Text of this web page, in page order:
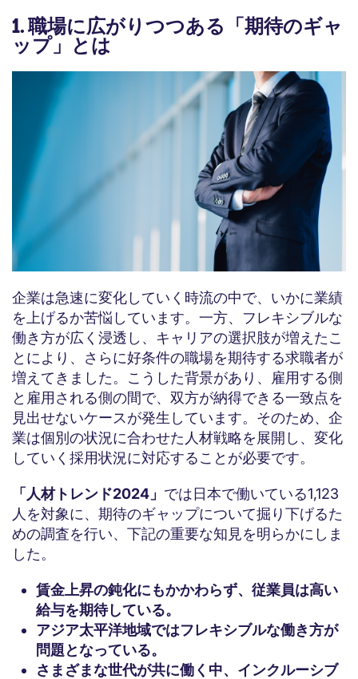
1. 職場に広がりつつある「期待のギャ
ップ」とは
企業は急速に変化していく時流の中で、いかに業績
を上げるか苦悩しています。一方、フレキシブルな
働き方が広く浸透し、キャリアの選択肢が増えたこ
とにより、さらに好条件の職場を期待する求職者が
増えてきました。こうした背景があり、雇用する側
と雇用される側の間で、双方が納得できる一致点を
見出せないケースが発生しています。そのため、企
業は個別の状況に合わせた人材戦略を展開し、変化
していく採用状況に対応することが必要です。
「人材トレンド2024」 では日本で働いている1,123
人を対象に、期待のギャップについて掘り下げるた
めの調査を行い、下記の重要な知見を明らかにしま
した。
賃金上昇の鈍化にもかかわらず、従業員は高い
給与を期待している。
アジア太平洋地域ではフレキシブルな働き方が
問題となっている。
さまざまな世代が共に働く中、インクルーシブ